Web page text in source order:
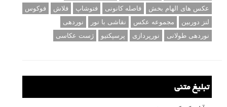
عکس های الهام بخش
فاصله کانونی فتوشاپ فلاش
فوکوس
لنز دوربین
مجموعه عکس نقاشی با نور
نوردهی
نوردهی طولانی
نورپردازی پرسپکتیو ژست عکاسی
تبلیغ متنی